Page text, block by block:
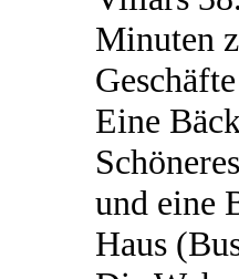
Minuten
Eine
und eine
Haus